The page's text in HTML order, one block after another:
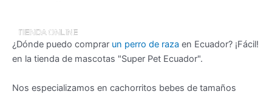
¿Dónde puedo comprar un perro de raza en Ecuador? ¡Fácil!
en la tienda de mascotas "Super Pet Ecuador".
Nos especializamos en cachorritos bebes de tamaños